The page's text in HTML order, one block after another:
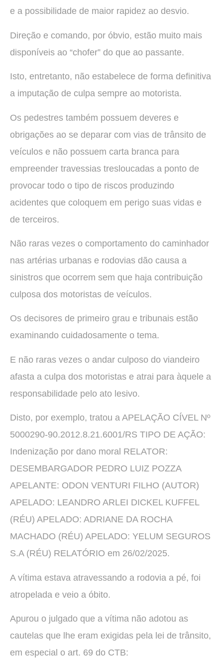
e a possibilidade de maior rapidez ao desvio.
Direção e comando, por óbvio, estão muito mais
disponíveis ao “chofer” do que ao passante.
Isto, entretanto, não estabelece de forma definitiva
a imputação de culpa sempre ao motorista.
Os pedestres também possuem deveres e
obrigações ao se deparar com vias de trânsito de
veículos e não possuem carta branca para
empreender travessias tresloucadas a ponto de
provocar todo o tipo de riscos produzindo
acidentes que coloquem em perigo suas vidas e
de terceiros.
Não raras vezes o comportamento do caminhador
nas artérias urbanas e rodovias dão causa a
sinistros que ocorrem sem que haja contribuição
culposa dos motoristas de veículos.
Os decisores de primeiro grau e tribunais estão
examinando cuidadosamente o tema.
E não raras vezes o andar culposo do viandeiro
afasta a culpa dos motoristas e atrai para àquele a
responsabilidade pelo ato lesivo.
Disto, por exemplo, tratou a APELAÇÃO CÍVEL Nº
5000290-90.2012.8.21.6001/RS TIPO DE AÇÃO:
Indenização por dano moral RELATOR:
DESEMBARGADOR PEDRO LUIZ POZZA
APELANTE: ODON VENTURI FILHO (AUTOR)
APELADO: LEANDRO ARLEI DICKEL KUFFEL
(RÉU) APELADO: ADRIANE DA ROCHA
MACHADO (RÉU) APELADO: YELUM SEGUROS
S.A (RÉU) RELATÓRIO em 26/02/2025.
A vítima estava atravessando a rodovia a pé, foi
atropelada e veio a óbito.
Apurou o julgado que a vítima não adotou as
cautelas que lhe eram exigidas pela lei de trânsito,
em especial o art. 69 do CTB: